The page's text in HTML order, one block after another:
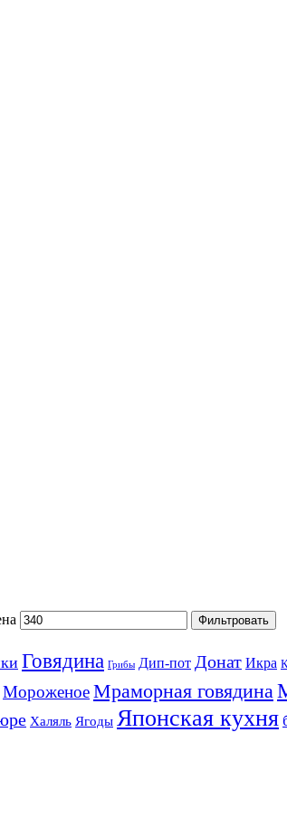
Фильтровать
Говядина Грибы Дип-пот Донат Икра
МороженоеМраморная говядина
Халяль Ягоды Японская кухня